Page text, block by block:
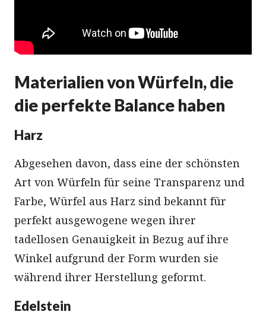
Materialien von Würfeln, die
die perfekte Balance haben
Harz
Abgesehen davon, dass eine der schönsten
Art von Würfeln für seine Transparenz und
Farbe, Würfel aus Harz sind bekannt für
perfekt ausgewogene wegen ihrer
tadellosen Genauigkeit in Bezug auf ihre
Winkel aufgrund der Form wurden sie
während ihrer Herstellung geformt.
Edelstein